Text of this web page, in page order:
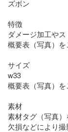
ズボン
特徴
ダメージ加工や
概要表（写真）を
サイズ
w33
概要表（写真）を
素材
素材タグ（写真）
欠損などにより撮